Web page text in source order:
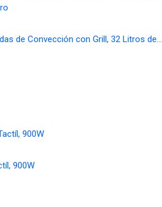
de Convección con Grill, 32 Litros de…
900W